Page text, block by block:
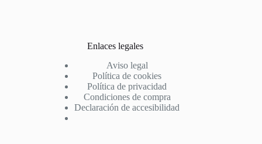
Enlaces legales
Aviso legal
Política de cookies
Política de privacidad
Condiciones de compra
Declaración de accesibilidad